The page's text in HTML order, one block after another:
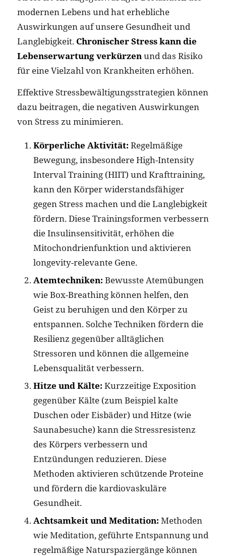
modernen Lebens und hat erhebliche
Auswirkungen auf unsere Gesundheit und
Langlebigkeit. Chronischer Stress kann die
Lebenserwartung verkürzenund das Risiko
für eine Vielzahl von Krankheiten erhöhen.
Effektive Stressbewältigungsstrategien können
dazu beitragen, die negativen Auswirkungen
von Stress zu minimieren.
Körperliche Aktivität: Regelmäßige
Bewegung, insbesondere High-Intensity
Interval Training (HIIT) und Krafttraining,
kann den Körper widerstandsfähiger
gegen Stress machen und die Langlebigkeit
fördern. Diese Trainingsformen verbessern
die Insulinsensitivität, erhöhen die
Mitochondrienfunktion und aktivieren
longevity-relevante Gene.
Atemtechniken: Bewusste Atemübungen
wie Box-Breathing können helfen, den
Geist zu beruhigen und den Körper zu
entspannen. Solche Techniken fördern die
Resilienz gegenüber alltäglichen
Stressoren und können die allgemeine
Lebensqualität verbessern.
Hitze und Kälte: Kurzzeitige Exposition
gegenüber Kälte (zum Beispiel kalte
Duschen oder Eisbäder) und Hitze (wie
Saunabesuche) kann die Stressresistenz
des Körpers verbessern und
Entzündungen reduzieren. Diese
Methoden aktivieren schützende Proteine
und fördern die kardiovaskuläre
Gesundheit.
Achtsamkeit und Meditation: Methoden
wie Meditation, geführte Entspannung und
regelmäßige Naturspaziergänge können